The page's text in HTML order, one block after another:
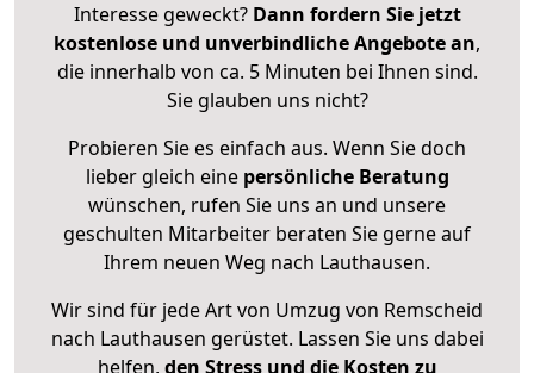
Interesse geweckt? Dann fordern Sie jetzt
kostenlose und unverbindliche Angebote an,
die innerhalb von ca. 5 Minuten bei Ihnen sind.
Sie glauben uns nicht?
Probieren Sie es einfach aus. Wenn Sie doch
lieber gleich eine persönliche Beratung
wünschen, rufen Sie uns an und unsere
geschulten Mitarbeiter beraten Sie gerne auf
Ihrem neuen Weg nach Lauthausen.
Wir sind für jede Art von Umzug von Remscheid
nach Lauthausen gerüstet. Lassen Sie uns dabei
helfen, den Stress und die Kosten zu